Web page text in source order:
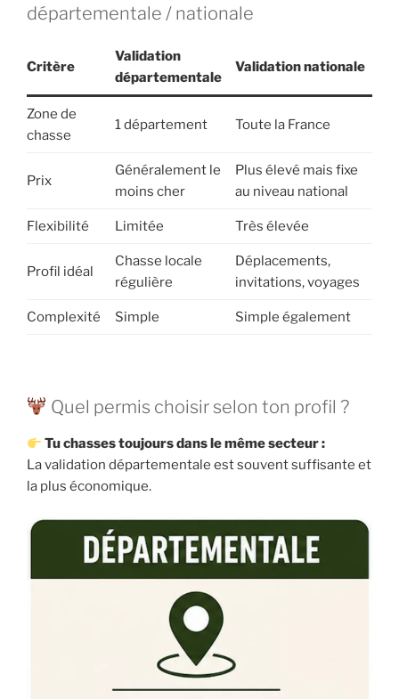
départementale / nationale
Critère
Validation
départementale
Validation nationale
Zone de
chasse
1 département Toute la France
Prix
Généralement le
moins cher
Plus élevé mais fixe
au niveau national
Flexibilité Limitée Très élevée
Profil idéal
Chasse locale
régulière
Déplacements,
invitations, voyages
Complexité Simple Simple également
Quel permis choisir selon ton profil ?
Tu chasses toujours dans le même secteur :
La validation départementale est souvent suffisante et
la plus économique.